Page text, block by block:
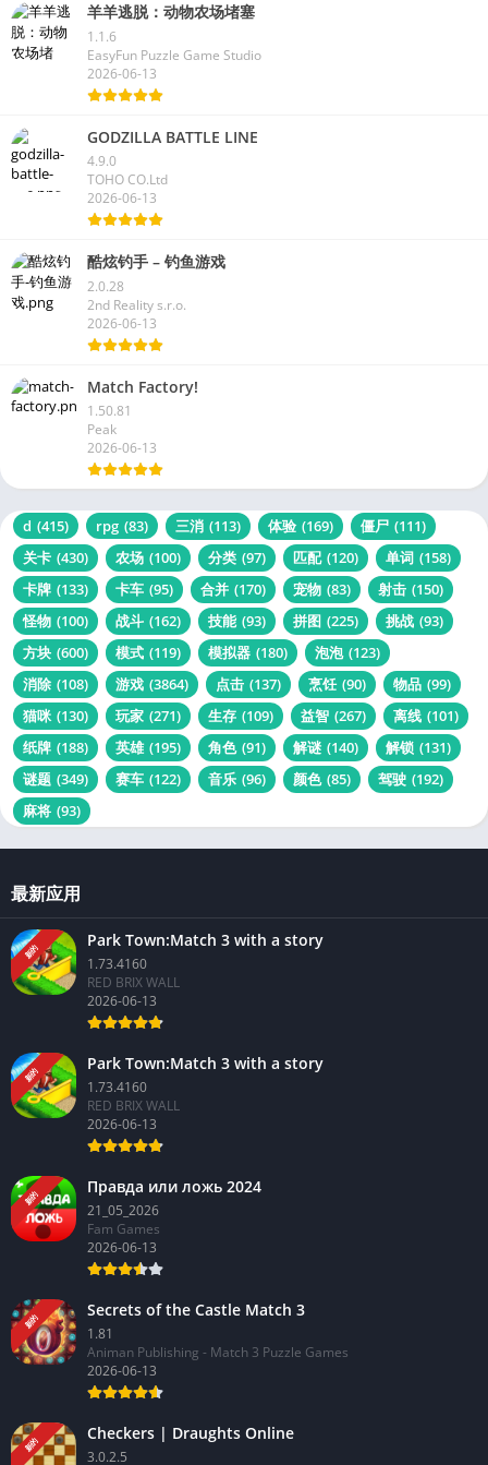
羊羊逃脱：动物农场堵塞
1.1.6
EasyFun Puzzle Game Studio
2026-06-13
GODZILLA BATTLE LINE
4.9.0
TOHO CO.Ltd
2026-06-13
酷炫钓手 – 钓鱼游戏
2.0.28
2nd Reality s.r.o.
2026-06-13
Match Factory!
1.50.81
Peak
2026-06-13
d (415) rpg (83) 三消 (113) 体验 (169) 僵尸 (111)
关卡 (430) 农场 (100) 分类 (97) 匹配 (120) 单词 (158)
卡牌 (133) 卡车 (95) 合并 (170) 宠物 (83) 射击 (150)
怪物 (100) 战斗 (162) 技能 (93) 拼图 (225) 挑战 (93)
方块 (600) 模式 (119) 模拟器 (180) 泡泡 (123)
消除 (108) 游戏 (3864) 点击 (137) 烹饪 (90) 物品 (99)
猫咪 (130) 玩家 (271) 生存 (109) 益智 (267) 离线 (101)
纸牌 (188) 英雄 (195) 角色 (91) 解谜 (140) 解锁 (131)
谜题 (349) 赛车 (122) 音乐 (96) 颜色 (85) 驾驶 (192)
麻将 (93)
最新应用
新的
Park Town:Match 3 with a story
1.73.4160
RED BRIX WALL
2026-06-13
新的
Park Town:Match 3 with a story
1.73.4160
RED BRIX WALL
2026-06-13
新的
Правда или ложь 2024
21_05_2026
Fam Games
2026-06-13
新的
Secrets of the Castle Match 3
1.81
Animan Publishing - Match 3 Puzzle Games
2026-06-13
新的
Checkers | Draughts Online
3.0.2.5